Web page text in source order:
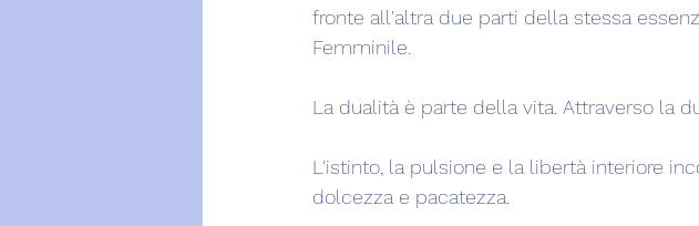
fronte all'altra due parti della stessa
Femminile.
La dualità è parte della vita. Attraverso la
L'istinto, la pulsione e la libertà interiore
dolcezza e pacatezza.